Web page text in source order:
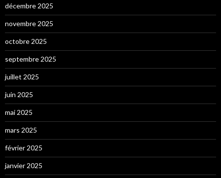
décembre 2025
novembre 2025
octobre 2025
septembre 2025
juillet 2025
juin 2025
mai 2025
mars 2025
février 2025
janvier 2025